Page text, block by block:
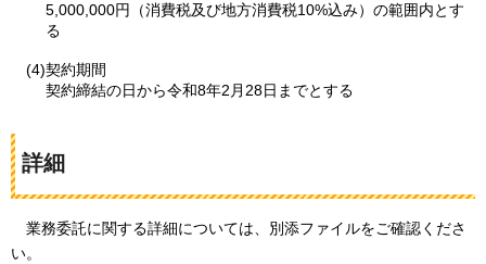
5,000,000円（消費税及び地方消費税10%込み）の範囲内とす
る
(4)契約期間
契約締結の日から令和8年2月28日までとする
詳細
業務委託に関する詳細については、別添ファイルをご確認くださ
い。